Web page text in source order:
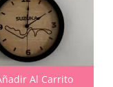
Al Carrito